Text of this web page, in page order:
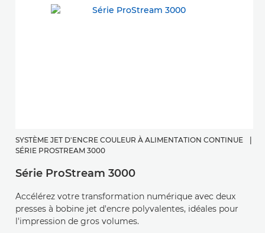
SYSTÈME JET D'ENCRE COULEUR À ALIMENTATION CONTINUE
SÉRIE PROSTREAM 3000
Série ProStream 3000
Accélérez votre transformation numérique avec deux
presses à bobine jet d'encre polyvalentes, idéales pour
l'impression de gros volumes.